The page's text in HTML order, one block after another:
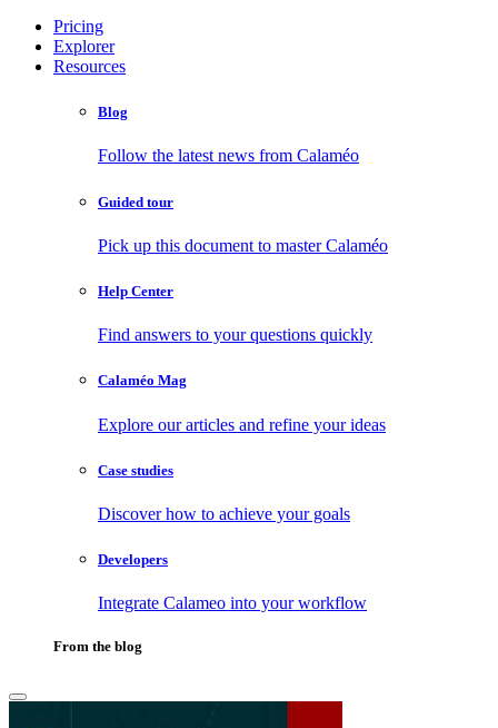
Pricing
Explorer
Resources
Blog
Follow the latest news from Calaméo
Guided tour
Pick up this document to master Calaméo
Help Center
Find answers to your questions quickly
Calaméo Mag
Explore our articles and refine your ideas
Case studies
Discover how to achieve your goals
Developers
Integrate Calameo into your workflow
From the blog